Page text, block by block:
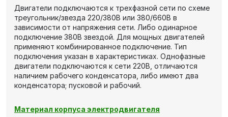
Двигатели подключаются к трехфазной сети по схеме
треугольник/звезда 220/380В или 380/660В в
зависимости от напряжения сети. Либо одинарное
подключение 380В звездой. Для мощных двигателей
применяют комбинированное подключение. Тип
подключения указан в характеристиках. Однофазные
двигатели подключаются к сети 220В, отличаются
наличием рабочего конденсатора, либо имеют два
конденсатора; пусковой и рабочий.
Материал корпуса электродвигателя